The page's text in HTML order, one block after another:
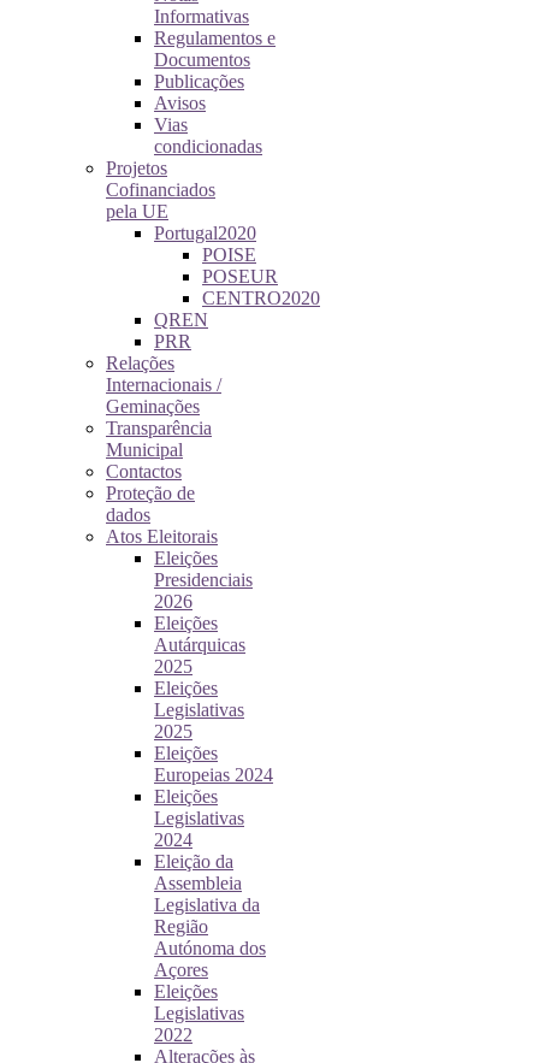
Informativas
Regulamentos e
Documentos
Publicações
Avisos
Vias
condicionadas
Projetos
Cofinanciados
pela UE
Portugal2020
POISE
POSEUR
CENTRO2020
QREN
PRR
Relações
Internacionais /
Geminações
Transparência
Municipal
Contactos
Proteção de
dados
Atos Eleitorais
Eleições
Presidenciais
2026
Eleições
Autárquicas
2025
Eleições
Legislativas
2025
Eleições
Europeias 2024
Eleições
Legislativas
2024
Eleição da
Assembleia
Legislativa da
Região
Autónoma dos
Açores
Eleições
Legislativas
2022
Alterações às